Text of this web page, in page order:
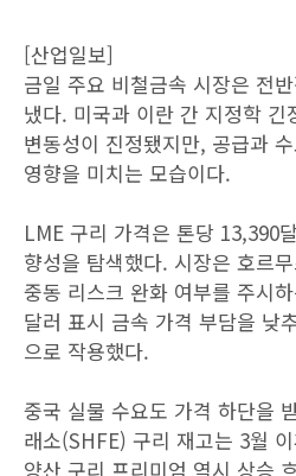
[산업일보]
금일 주요 비철금속 시장은 전
냈다. 미국과 이란 간 지정학 긴
변동성이 진정됐지만, 공급과
영향을 미치는 모습이다.
LME 구리 가격은 톤당 13,390
향성을 탐색했다. 시장은 호르
중동 리스크 완화 여부를 주시
달러 표시 금속 가격 부담을 낮
으로 작용했다.
중국 실물 수요도 가격 하단을
래소(SHFE) 구리 재고는 3월
양산 구리 프리미엄 역시 상승